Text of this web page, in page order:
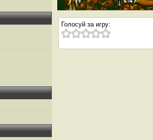
Голосуй за игру: